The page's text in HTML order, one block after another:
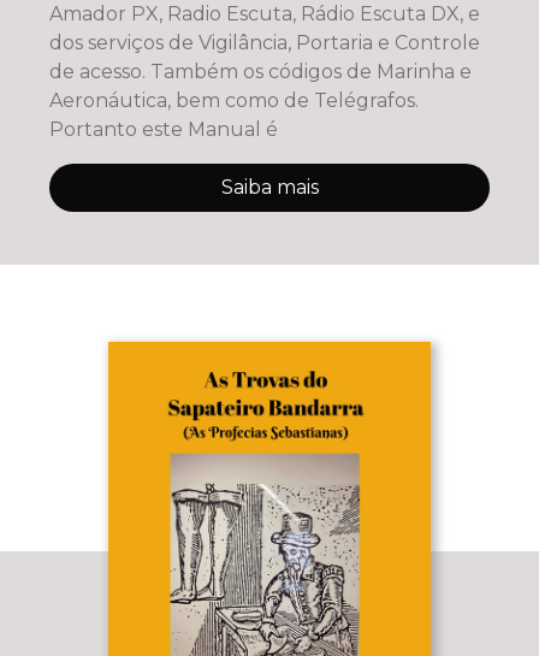
Amador PX, Radio Escuta, Rádio Escuta DX, e
dos serviços de Vigilância, Portaria e Controle
de acesso. Também os códigos de Marinha e
Aeronáutica, bem como de Telégrafos.
Portanto este Manual é
Saiba mais